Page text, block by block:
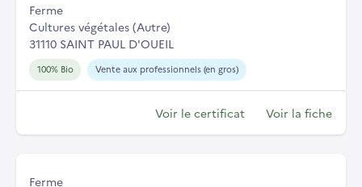
Ferme
Cultures végétales (Autre)
31110 SAINT PAUL D'OUEIL
100% Bio Vente aux professionnels (en gros)
Voir le certificat Voir la fiche
Ferme